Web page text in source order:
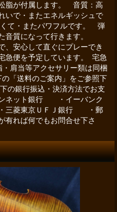
脂が付属します。 音質：高
いで・またエネルギッシュで
て・またパワフルです。 弾
音質になって行きます。
安心して直ぐにプレーでき
急便を予定しています。 宅急
肩当等アクセサリー類は同梱
「送料のご案内」をご参照下
の銀行振込・決済方法でお支
ネット銀行 ・イーバンク
菱東京ＵＦＪ銀行 ・郵
れば何でもお問合せ下さ